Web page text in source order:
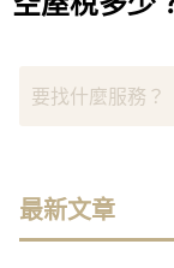
最新文章